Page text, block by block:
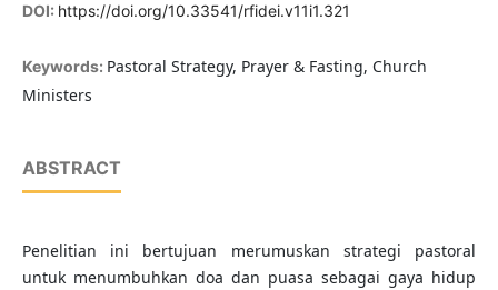
DOI: https://doi.org/10.33541/rfidei.v11i1.321
Keywords: Pastoral Strategy, Prayer & Fasting, Church
Ministers
ABSTRACT
Penelitian ini bertujuan merumuskan strategi pastoral
untuk menumbuhkan doa dan puasa sebagai gaya hidup